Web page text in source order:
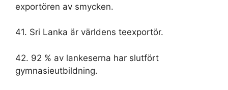
exportören av smycken.
41. Sri Lanka är världens teexportör.
42. 92 % av lankeserna har slutfört
gymnasieutbildning.